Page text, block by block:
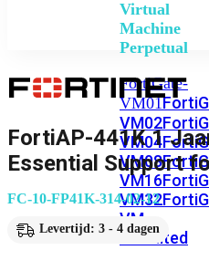
Virtual
Machine
Perpetual
FortiGate-
VM01
VM02
VM04
VM08
VM16
VM32
VM
Unlimited
FortiAP-441K 1
Essential Support
FC-10-FP41K-314-02-12
Levertijd: 3 - 4 dagen